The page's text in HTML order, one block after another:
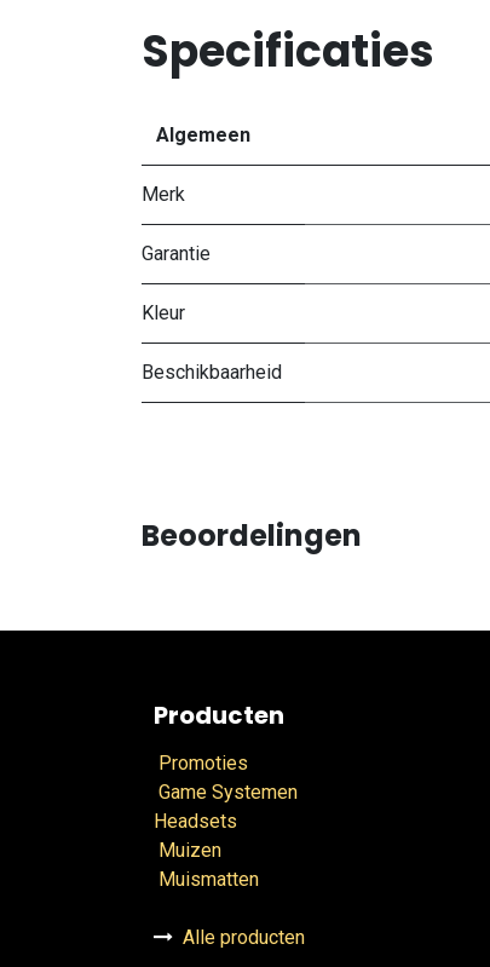
Specificaties
Algemeen
Merk
Garantie
Kleur
Beschikbaarheid
Beoordelingen
Producten
Promoties
Game Systemen
Headsets
Muizen
Muismatten
Alle producten